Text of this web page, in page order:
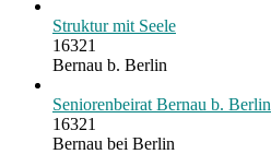
Struktur mit Seele
16321
Bernau b. Berlin
Seniorenbeirat Bernau b. Berlin
16321
Bernau bei Berlin